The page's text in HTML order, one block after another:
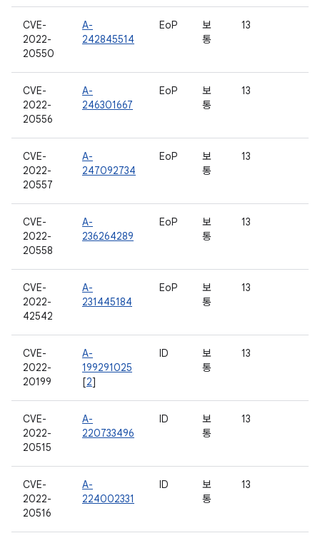
CVE-
2022-
20550
A-
242845514
EoP
보
통
13
CVE-
2022-
20556
A-
246301667
EoP
보
통
13
CVE-
2022-
20557
A-
247092734
EoP
보
통
13
CVE-
2022-
20558
A-
236264289
EoP
보
통
13
CVE-
2022-
42542
A-
231445184
EoP
보
통
13
CVE-
2022-
20199
A-
199291025
[2]
ID
보
통
13
CVE-
2022-
20515
A-
220733496
ID
보
통
13
CVE-
2022-
20516
A-
224002331
ID
보
통
13